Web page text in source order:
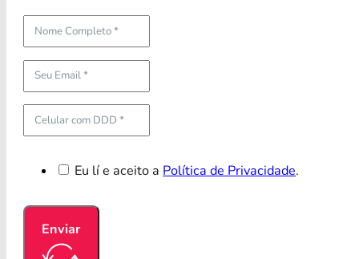
Eu lí e aceito a Política de Privacidade.
Enviar